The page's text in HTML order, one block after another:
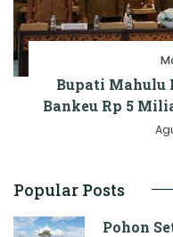
Bupati Mahulu
Bankeu Rp 5
Popular Posts
Pohon